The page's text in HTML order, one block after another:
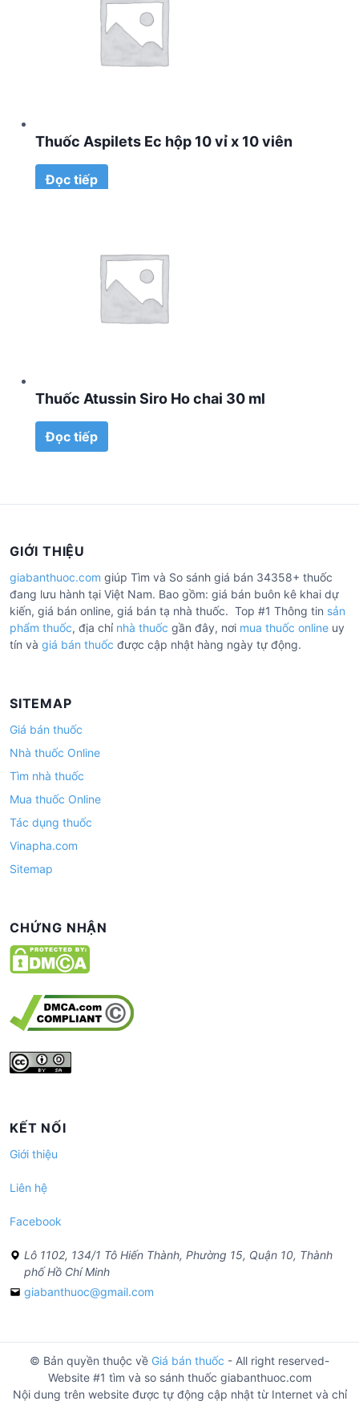
Thuốc Aspilets Ec hộp 10 vỉ x 10 viên
Đọc tiếp
Thuốc Atussin Siro Ho chai 30 ml
Đọc tiếp
GIỚI THIỆU
giabanthuoc.com giúp Tìm và So sánh giá bán 34358+ thuốc
đang lưu hành tại Việt Nam. Bao gồm: giá bán buôn kê khai dự
kiến, giá bán online, giá bán tạ nhà thuốc. Top #1 Thông tin sản
phẩm thuốc, địa chỉ nhà thuốc gần đây, nơi mua thuốc online uy
tín và giá bán thuốc được cập nhật hàng ngày tự động.
SITEMAP
Giá bán thuốc
Nhà thuốc Online
Tìm nhà thuốc
Mua thuốc Online
Tác dụng thuốc
Vinapha.com
Sitemap
CHỨNG NHẬN
KẾT NỐI
Giới thiệu
Liên hệ
Facebook
Lô 1102, 134/1 Tô Hiến Thành, Phường 15, Quận 10, Thành
phố Hồ Chí Minh
giabanthuoc@gmail.com
© Bản quyền thuộc về Giá bán thuốc - All right reserved-
Website #1 tìm và so sánh thuốc giabanthuoc.com
Nội dung trên website được tự động cập nhật từ Internet và chỉ